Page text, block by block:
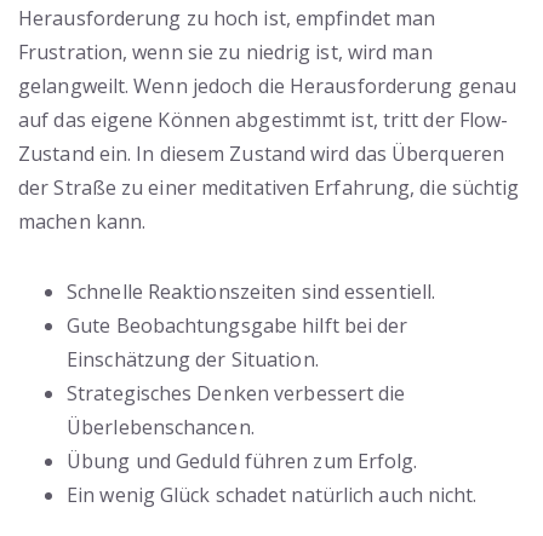
Herausforderung zu hoch ist, empfindet man
Frustration, wenn sie zu niedrig ist, wird man
gelangweilt. Wenn jedoch die Herausforderung genau
auf das eigene Können abgestimmt ist, tritt der Flow-
Zustand ein. In diesem Zustand wird das Überqueren
der Straße zu einer meditativen Erfahrung, die süchtig
machen kann.
Schnelle Reaktionszeiten sind essentiell.
Gute Beobachtungsgabe hilft bei der
Einschätzung der Situation.
Strategisches Denken verbessert die
Überlebenschancen.
Übung und Geduld führen zum Erfolg.
Ein wenig Glück schadet natürlich auch nicht.